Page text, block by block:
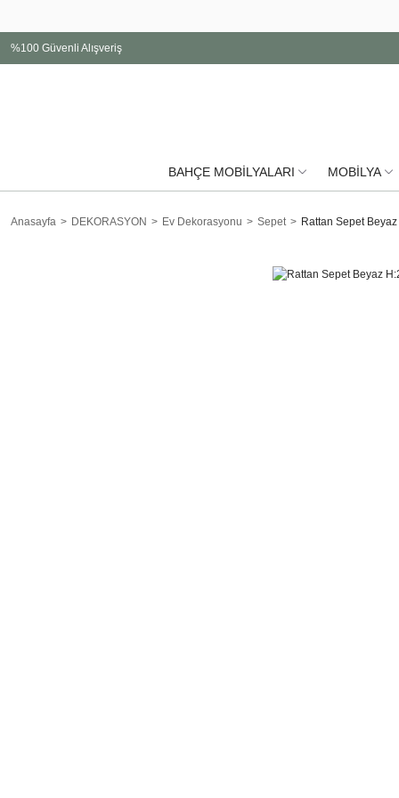
%100 Güvenli Alışveriş
BAHÇE MOBİLYALARI MOBİLYA
Anasayfa DEKORASYON Ev Dekorasyonu Sepet Rattan Sepet